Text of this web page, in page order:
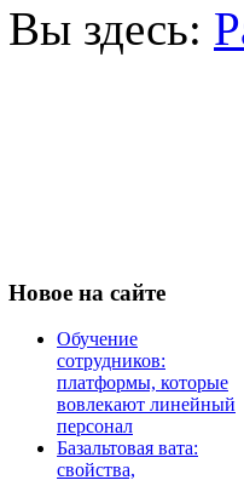
Вы здесь:
Новое на сайте
Обучение
сотрудников:
платформы, которые
вовлекают линейный
персонал
Базальтовая вата:
свойства,